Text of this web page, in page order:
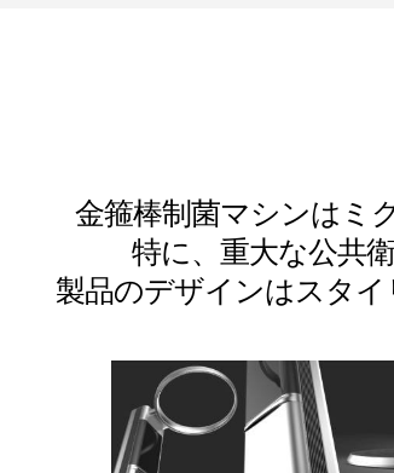
金箍棒制菌マシンはミ
特に、重大な公共
製品のデザインはスタイ